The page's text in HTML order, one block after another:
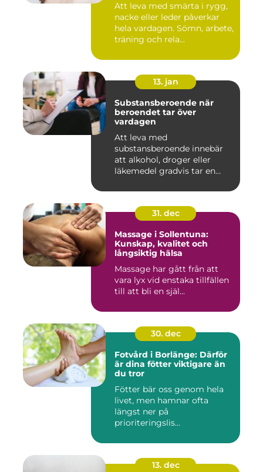
Att leva med smärta i rygg,
nacke eller leder påverkar
hela vardagen. Sömn, arbete,
träning och rela...
13. jan
Substansberoende när
beroendet tar över
vardagen
Att leva med
substansberoende innebär
att alkohol, droger eller
läkemedel gradvis tar en
31. dec
Massage i Sollentuna:
Kunskap, kvalitet och
långsiktig hälsa
Massage har gått från att
vara lyx vid enstaka tillfällen
till att bli en själ...
30. dec
Fotvård i Borlänge: Därför
är dina fötter viktigare än
du tror
Fötter bär oss genom hela
livet, men hamnar ofta
längst ner på
prioriteringslis...
13. dec